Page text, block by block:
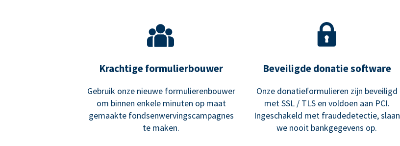
Krachtige formulierbouwer
Gebruik onze nieuwe formulierenbouwer
om binnen enkele minuten op maat
gemaakte fondsenwervingscampagnes
te maken.
Beveiligde donatie software
Onze donatieformulieren zijn beveiligd
met SSL / TLS en voldoen aan PCI.
Ingeschakeld met fraudedetectie, slaan
we nooit bankgegevens op.